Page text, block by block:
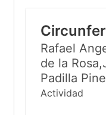
Rafael
de la
Padilla
Actividad